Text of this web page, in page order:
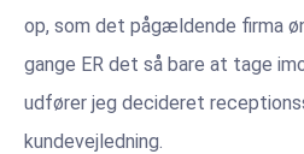
op, som det pågældende firma
gange ER det så bare at tage
udfører jeg decideret
kundevejledning.